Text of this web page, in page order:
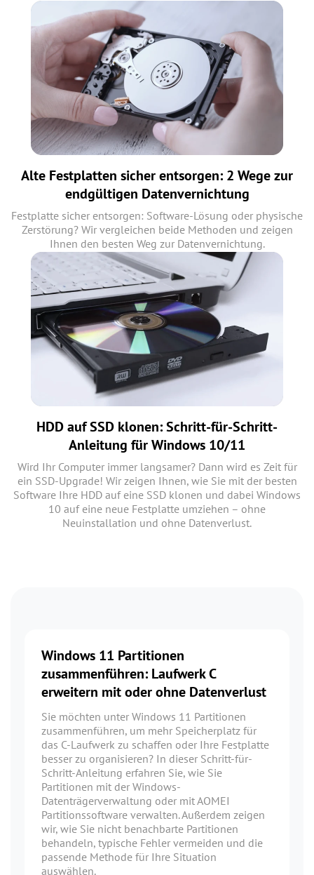
Alte Festplatten sicher entsorgen: 2 Wege zur
endgültigen Datenvernichtung
Festplatte sicher entsorgen: Software-Lösung oder physische
Zerstörung? Wir vergleichen beide Methoden und zeigen
Ihnen den besten Weg zur Datenvernichtung.
HDD auf SSD klonen: Schritt-für-Schritt-
Anleitung für Windows 10/11
Wird Ihr Computer immer langsamer? Dann wird es Zeit für
ein SSD-Upgrade! Wir zeigen Ihnen, wie Sie mit der besten
Software Ihre HDD auf eine SSD klonen und dabei Windows
10 auf eine neue Festplatte umziehen – ohne
Neuinstallation und ohne Datenverlust.
Windows 11 Partitionen
zusammenführen: Laufwerk C
erweitern mit oder ohne Datenverlust
Sie möchten unter Windows 11 Partitionen
zusammenführen, um mehr Speicherplatz für
das C-Laufwerk zu schaffen oder Ihre Festplatte
besser zu organisieren? In dieser Schritt-für-
Schritt-Anleitung erfahren Sie, wie Sie
Partitionen mit der Windows-
Datenträgerverwaltung oder mit AOMEI
Partitionssoftware verwalten. Außerdem zeigen
wir, wie Sie nicht benachbarte Partitionen
behandeln, typische Fehler vermeiden und die
passende Methode für Ihre Situation
auswählen.